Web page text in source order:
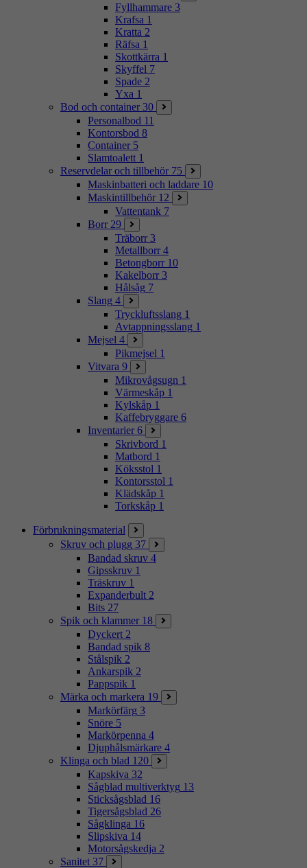
Fyllhammare 3
Krafsa 1
Kratta 2
Räfsa 1
Skottkärra 1
Skyffel 7
Spade 2
Yxa 1
Bod och container 30
Personalbod 11
Kontorsbod 8
Container 5
Slamtoalett 1
Reservdelar och tillbehör 75
Maskinbatteri och laddare 10
Maskintillbehör 12
Vattentank 7
Borr 29
Träborr 3
Metallborr 4
Betongborr 10
Kakelborr 3
Hålsåg 7
Slang 4
Tryckluftsslang 1
Avtappningsslang 1
Mejsel 4
Pikmejsel 1
Vitvara 9
Mikrovågsugn 1
Värmeskåp 1
Kylskåp 1
Kaffebryggare 6
Inventarier 6
Skrivbord 1
Matbord 1
Köksstol 1
Kontorsstol 1
Klädskåp 1
Torkskåp 1
Förbrukningsmaterial
Skruv och plugg 37
Bandad skruv 4
Gipsskruv 1
Träskruv 1
Expanderbult 2
Bits 27
Spik och klammer 18
Dyckert 2
Bandad spik 8
Stålspik 2
Ankarspik 2
Pappspik 1
Märka och markera 19
Markörfärg 3
Snöre 5
Markörpenna 4
Djuphålsmärkare 4
Klinga och blad 120
Kapskiva 32
Sågblad multiverktyg 13
Sticksågsblad 16
Tigersågsblad 26
Sågklinga 16
Slipskiva 14
Motorsågskedja 2
Sanitet 37